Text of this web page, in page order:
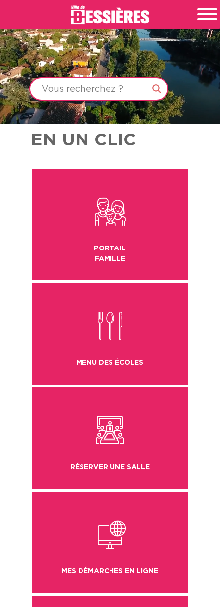
EN UN CLIC

PORTAIL
FAMILLE
2
MENU DES ÉCOLES
6
RÉSERVER UNE SALLE
4
MES DÉMARCHES EN LIGNE